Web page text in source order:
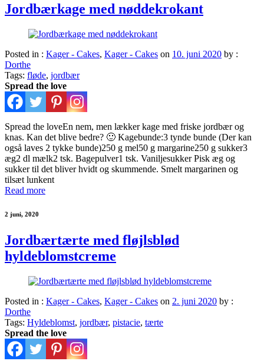
Jordbærkage med nøddekrokant
Posted in : Kager - Cakes, Kager - Cakes on 10. juni 2020 by :
Dorthe
Tags: fløde, jordbær
Spread the love
Spread the loveEn nem, men lækker kage med friske jordbær og
knas. Kan det blive bedre? 🙂 Kagebunde:3 tynde bunde (Der kan
også laves 2 tykke bunde)250 g mel50 g margarine250 g sukker3
æg2 dl mælk2 tsk. Bagepulver1 tsk. Vaniljesukker Pisk æg og
sukker til det bliver hvidt og skummende. Smelt margarinen og
tilsæt lunkent
Read more
2 juni, 2020
Jordbærtærte med fløjlsblød
hyldeblomstcreme
Posted in : Kager - Cakes, Kager - Cakes on 2. juni 2020 by :
Dorthe
Tags: Hyldeblomst, jordbær, pistacie, tærte
Spread the love